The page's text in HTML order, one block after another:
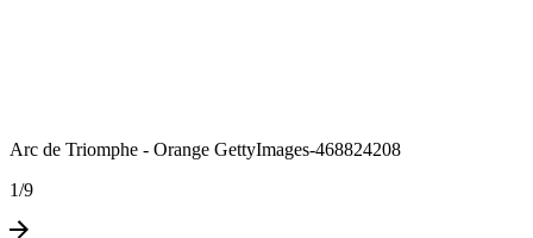
Arc de Triomphe - Orange GettyImages-468824208
1/9